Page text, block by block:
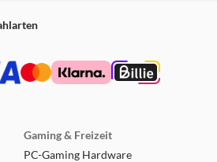
Gaming & Freizeit
PC-Gaming Hardware